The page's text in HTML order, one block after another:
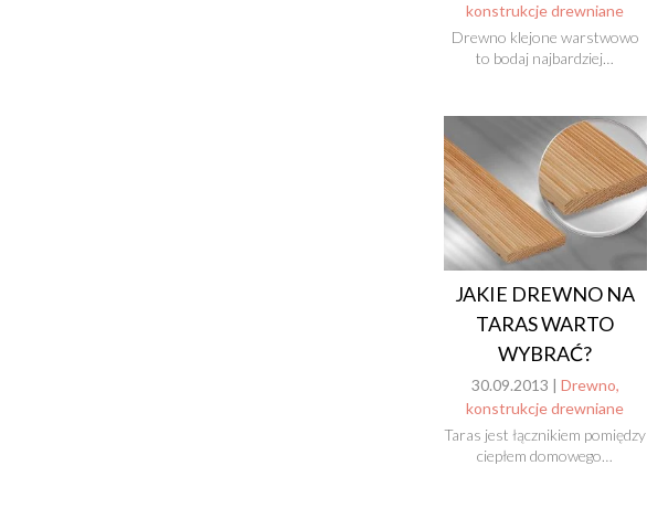
konstrukcje drewniane
Drewno klejone warstwowo
to bodaj najbardziej…
JAKIE DREWNO NA
TARAS WARTO
WYBRAĆ?
30.09.2013 | Drewno,
konstrukcje drewniane
Taras jest łącznikiem pomiędzy
ciepłem domowego…